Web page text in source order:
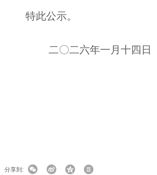
特此公示。
二〇二六年一月十四 日
分享到: